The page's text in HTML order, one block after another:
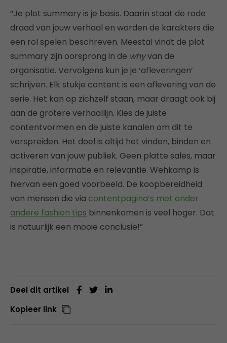
“Je plot summary is je basis. Daarin staat de rode
draad van jouw verhaal en worden de karakters die
een rol spelen beschreven. Meestal vindt de plot
summary zijn oorsprong in de whyvan de
organisatie. Vervolgens kun je je ‘afleveringen’
schrijven. Elk stukje content is een aflevering van de
serie. Het kan op zichzelf staan, maar draagt ook bij
aan de grotere verhaallijn. Kies de juiste
contentvormen en de juiste kanalen om dit te
verspreiden. Het doel is altijd het vinden, binden en
activeren van jouw publiek. Geen platte sales, maar
inspiratie, informatie en relevantie. Wehkamp is
hiervan een goed voorbeeld. De koopbereidheid
van mensen die via contentpagina’s met onder
andere fashion tips binnenkomen is veel hoger. Dat
is natuurlijk een mooie conclusie!”
Deel dit artikel
Kopieer link